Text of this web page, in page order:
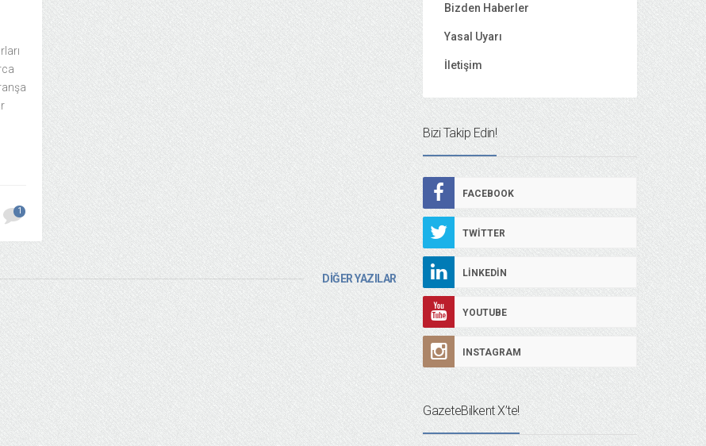
1
DİĞER YAZILAR
Bizden Haberler
Yasal Uyarı
İletişim
Bizi Takip Edin!
FACEBOOK
TWITTER
LINKEDIN
YOUTUBE
INSTAGRAM
GazeteBilkent X’te!